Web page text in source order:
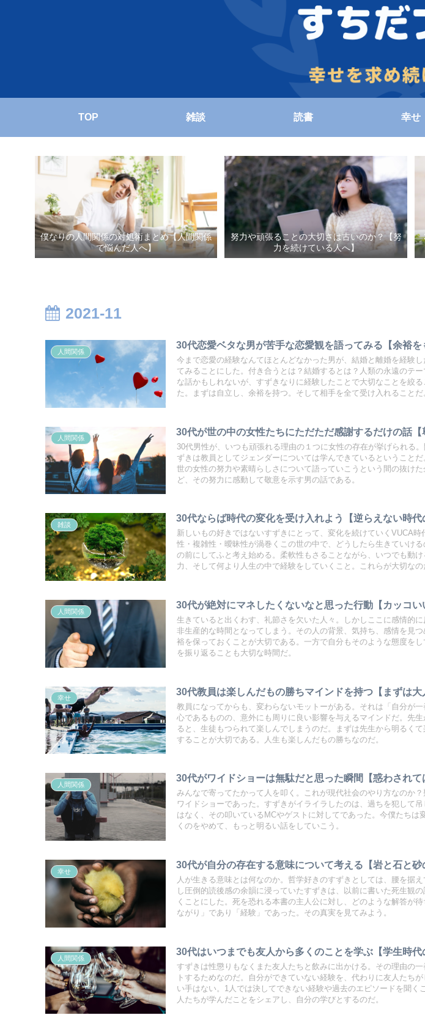
TOP 雑談 読書 幸せ
僕なりの人間関係の対処術まとめ【人間関係
で悩んだ人へ】
努力や頑張ることの大切さは古いのか？【努
力を続けている人へ】
2021-11
人間関係
30代恋愛ベタな男が苦手な恋愛観を語ってみる【余裕を
今まで恋愛の経験なんてほとんどなかった男が、結婚と離婚を経験
てみることにした。付き合うとは？結婚するとは？人類の永遠のテ
な話かもしれないが、すずきなりに経験したことで大切なことを絞
た。まずは自立し、余裕を持つ。そして相手を全て受け入れることだ
人間関係
30代が世の中の女性たちにただただ感謝するだけの話【
30代男性が、いつも頑張れる理由の１つに女性の存在が挙げられる
ずきは教員としてジェンダーについては学んできているということだ
世の女性の努力や素晴らしさについて語っていこうという間の抜け
ど、その努力に感動して敬意を示す男の話である。
雑談
30代ならば時代の変化を受け入れよう【逆らえない時代
新しいもの好きではないすずきにとって、変化を続けていくVUCA時
性・複雑性・曖昧性が渦巻くこの世の中で、どうしたら生きていけ
の前にしてふと考え始める。柔軟性もさることながら、いつでも動
力、そして何より人生の中で経験をしていくこと。これらが大切なの
人間関係
30代が絶対にマネしたくないなと思った行動【カッコい
生きていると出くわす、礼節さを欠いた人々。しかしここに感情的
非生産的な時間となってしまう。その人の背景、気持ち、感情を見
裕を保っておくことが大切である。一方で自分もそのような態度を
を振り返ることも大切な時間だ。
幸せ
30代教員は楽しんだもの勝ちマインドを持つ【まずは大
教員になってからも、変わらないモットーがある。それは「自分が
心であるものの、意外にも周りに良い影響を与えるマインドだ。先
ると、生徒もつられて楽しんでしまうのだ。まずは先生から明るく
することが大切である。人生も楽しんだもの勝ちなのだ。
人間関係
30代がワイドショーは無駄だと思った瞬間【惑わされて
みんなで寄ってたかって人を叩く。これが現代社会のやり方なのか
ワイドショーであった。すずきがイライラしたのは、過ちを犯して
はなく、その叩いているMCやゲストに対してであった。今僕たちは
くのをやめて、もっと明るい話をしていこう。
幸せ
30代が自分の存在する意味について考える【岩と石と砂
人が生きる意味とは何なのか。哲学好きのすずきとしては、腰を据
し圧倒的読後感の余韻に浸っていたすずきは、以前に書いた死生観
くことにした。死を恐れる本書の主人公に対し、どのような解答が
ながり」であり「経験」であった。その真実を見てみよう。
人間関係
30代はいつまでも友人から多くのことを学ぶ【学生時代
すずきは性懲りもなくまた友人たちと飲みに出かける。その理由の
トするためなのだ。自分ができていない経験を、代わりに友人たち
い手はない。1人では決してできない経験や過去のエピソードを聞く
人たちが学んだことをシェアし、自分の学びとするのだ。